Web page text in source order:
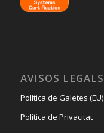
AVISOS LEGALS
Política de Galetes (EU)
Política de Privacitat